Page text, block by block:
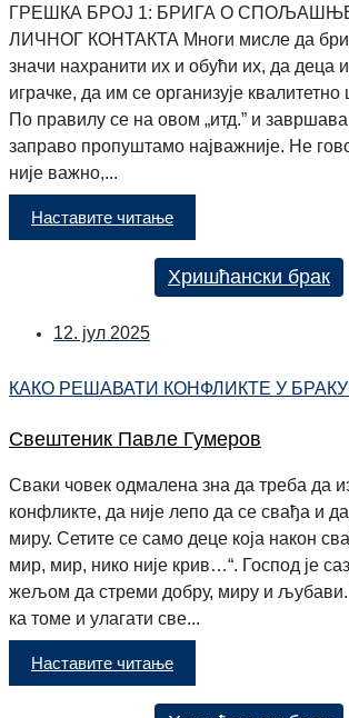
ГРЕШКА БРОЈ 1: БРИГА О
ЛИЧНОГ КОНТАКТА Многи мисле да
значи нахранити их и обући их, да деца
играчке, да им се организује
По правилу се на овом „итд.” и
заправо пропуштамо најважније. Не
није важно,...
Наставите читање
Хришћански брак
12. јул 2025
КАКО РЕШАВАТИ КОНФЛИКТЕ У
Свештеник Павле Гумеров
Сваки човек одмалена зна да треба да
конфликте, да није лепо да се свађа и
миру. Сетите се само деце која након
мир, мир, нико није крив…“. Господ је
жељом да стреми добру, миру и љубави.
ка томе и улагати све...
Наставите читање